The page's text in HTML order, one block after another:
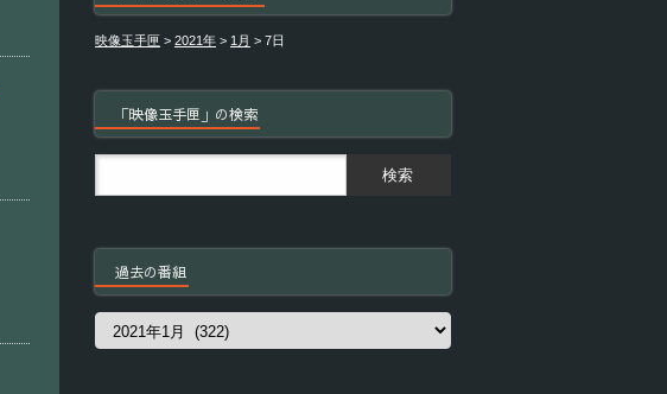
映像玉手匣 > 2021年 > 1月 > 7日
「映像玉手匣」の検索
過去の番組
過